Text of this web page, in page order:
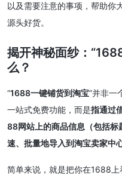
以及需要注意的事项，帮助你
源头好货。
揭开神秘面纱：
么？
“1688一键铺货到淘宝”并非一
一站式免费功能，而是指通过
88网站上的商品信息（包括标
速、批量地导入到淘宝卖家中
简单来说，就是把你在1688